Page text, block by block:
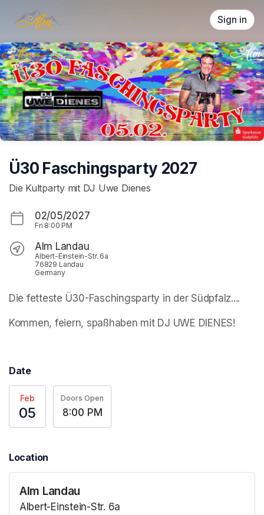
Sign in
Ü30 Faschingsparty 2027
Die Kultparty mit DJ Uwe Dienes
02/05/2027
Fri 8:00 PM
Alm Landau
Albert-Einstein-Str. 6a
76829 Landau
Germany
Die fetteste Ü30-Faschingsparty in der Südpfalz....
Kommen, feiern, spaßhaben mit DJ UWE DIENES!
Date
Feb
05
Doors Open
8:00 PM
Location
Alm Landau
Albert-Einstein-Str. 6a